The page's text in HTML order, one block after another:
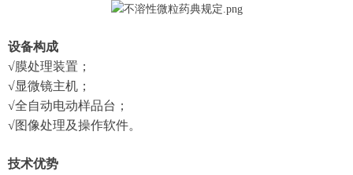
设备构成
√膜处理装置；
√显微镜主机；
√全自动电动样品台；
√图像处理及操作软件。
技术优势